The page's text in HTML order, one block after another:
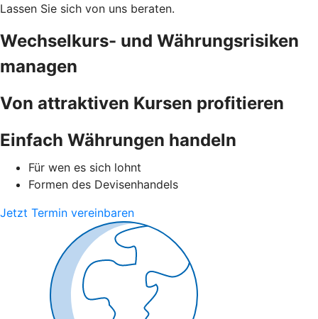
Lassen Sie sich von uns beraten.
Wechselkurs- und Währungsrisiken
managen
Von attraktiven Kursen profitieren
Einfach Währungen handeln
Für wen es sich lohnt
Formen des Devisenhandels
Jetzt Termin vereinbaren